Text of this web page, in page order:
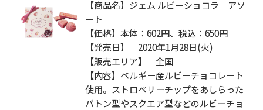
【商品名】ジェム ルビーショコラ アソ
ート
【価格】本体：602円、税込：650円
【発売日】 2020年1月28日(火)
【販売エリア】 全国
【内容】ベルギー産ルビーチョコレート
使用。ストロベリーチップをあしらった
バトン型やスクエア型などのルビーチョ